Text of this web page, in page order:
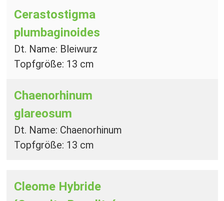
Cerastostigma
plumbaginoides
Dt. Name: Bleiwurz
Topfgröße: 13 cm
Chaenorhinum
glareosum
Dt. Name: Chaenorhinum
Topfgröße: 13 cm
Cleome Hybride